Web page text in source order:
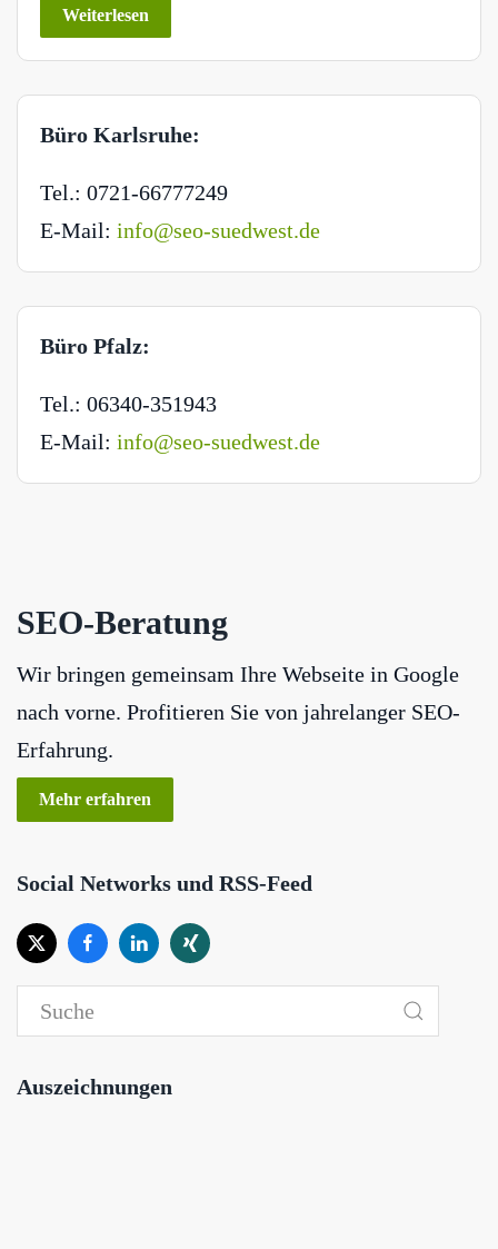
Weiterlesen
Büro Karlsruhe:
Tel.: 0721-66777249
E-Mail: info@seo-suedwest.de
Büro Pfalz:
Tel.: 06340-351943
E-Mail: info@seo-suedwest.de
SEO-Beratung
Wir bringen gemeinsam Ihre Webseite in Google
nach vorne. Profitieren Sie von jahrelanger SEO-
Erfahrung.
Mehr erfahren
Social Networks und RSS-Feed
Auszeichnungen